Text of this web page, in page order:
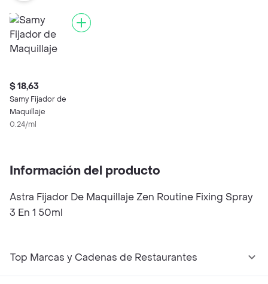
$ 18,63
Samy Fijador de
Maquillaje
0.24/ml
Información del producto
Astra Fijador De Maquillaje Zen Routine Fixing Spray
3 En 1 50ml
Top Marcas y Cadenas de Restaurantes